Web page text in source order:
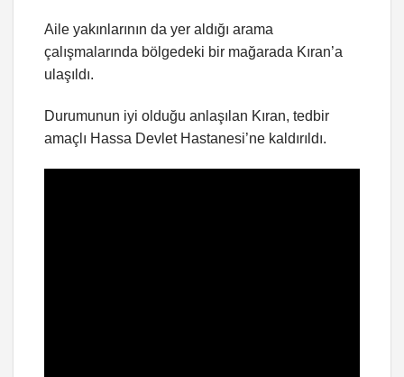
Aile yakınlarının da yer aldığı arama
çalışmalarında bölgedeki bir mağarada Kıran’a
ulaşıldı.
Durumunun iyi olduğu anlaşılan Kıran, tedbir
amaçlı Hassa Devlet Hastanesi’ne kaldırıldı.